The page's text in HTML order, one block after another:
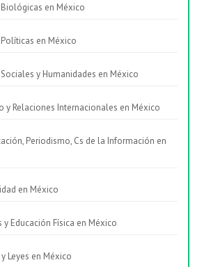
en México
en México
y Humanidades en México
y Relaciones Internacionales en México
Periodismo, Cs de la Información en
en México
y Educación Física en México
Leyes en México